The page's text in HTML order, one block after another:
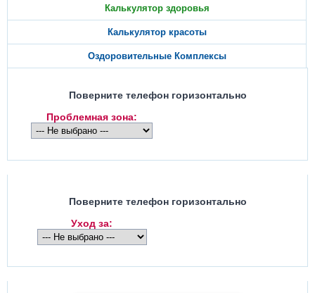
Калькулятор здоровья
Калькулятор красоты
Оздоровительные Комплексы
Поверните телефон горизонтально
Проблемная зона:
Поверните телефон горизонтально
Уход за: